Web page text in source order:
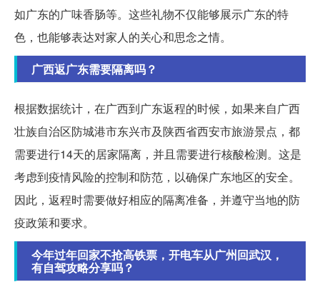
如广东的广味香肠等。这些礼物不仅能够展示广东的特
色，也能够表达对家人的关心和思念之情。
广西返广东需要隔离吗？
根据数据统计，在广西到广东返程的时候，如果来自广西
壮族自治区防城港市东兴市及陕西省西安市旅游景点，都
需要进行14天的居家隔离，并且需要进行核酸检测。这是
考虑到疫情风险的控制和防范，以确保广东地区的安全。
因此，返程时需要做好相应的隔离准备，并遵守当地的防
疫政策和要求。
今年过年回家不抢高铁票，开电车从广州回武汉，
有自驾攻略分享吗？